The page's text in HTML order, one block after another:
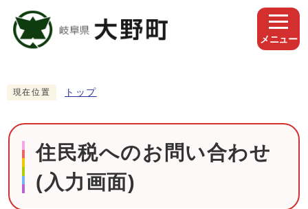
メニュー
現在位置 トップ
住民税へのお問い合わせ
(入力画面)